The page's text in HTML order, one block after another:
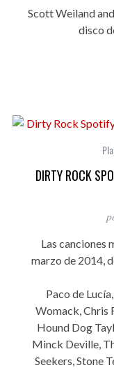
Scott Weiland
disco
DIRTY ROCK
Las canciones
marzo de 2014,
Paco de
Womack, Chris
Hound Dog
Minck Deville,
Seekers, Stone